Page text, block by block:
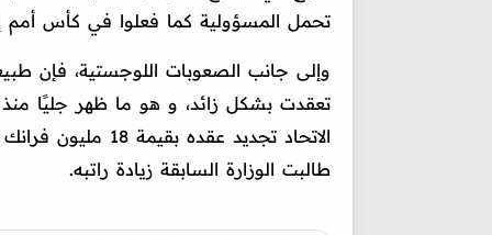
تحمل المسؤولية كما فعلوا في كأس أمم
وإلى جانب الصعوبات اللوجستية، فإن
تعقدت بشكل زائد، و هو ما ظهر جليًا
الاتحاد تجديد
طالبت الوزارة السابقة زيادة راتبه.